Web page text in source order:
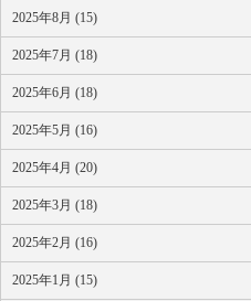
2025年8月 (15)
2025年7月 (18)
2025年6月 (18)
2025年5月 (16)
2025年4月 (20)
2025年3月 (18)
2025年2月 (16)
2025年1月 (15)